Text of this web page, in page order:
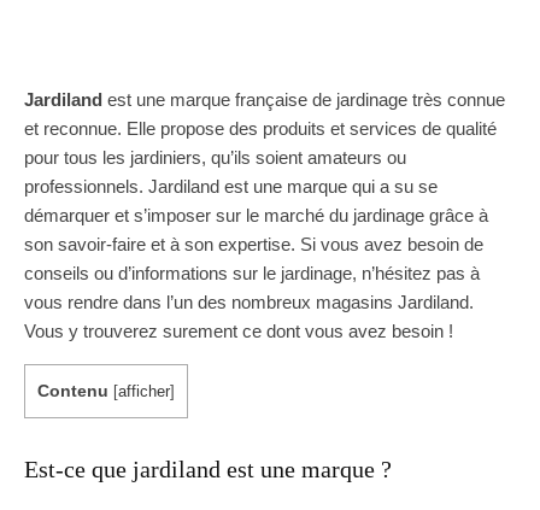
Jardiland est une marque française de jardinage très connue
et reconnue. Elle propose des produits et services de qualité
pour tous les jardiniers, qu’ils soient amateurs ou
professionnels. Jardiland est une marque qui a su se
démarquer et s’imposer sur le marché du jardinage grâce à
son savoir-faire et à son expertise. Si vous avez besoin de
conseils ou d’informations sur le jardinage, n’hésitez pas à
vous rendre dans l’un des nombreux magasins Jardiland.
Vous y trouverez surement ce dont vous avez besoin !
Contenu [afficher]
Est-ce que jardiland est une marque ?